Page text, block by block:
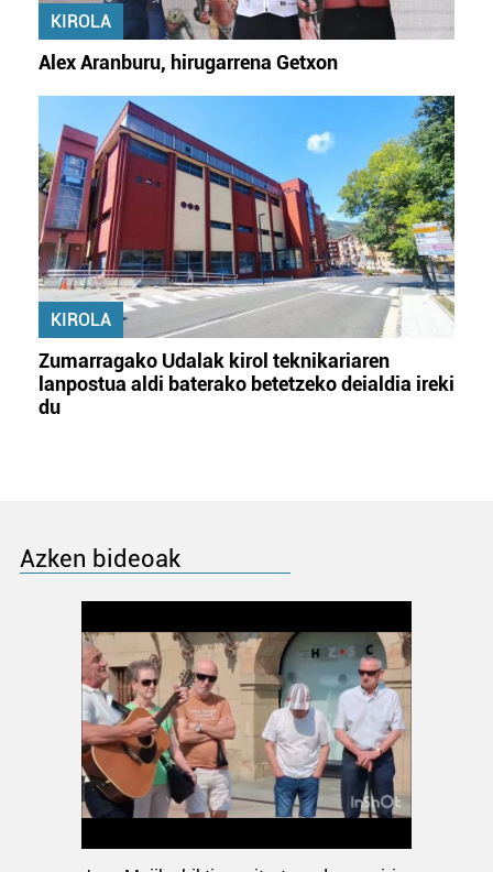
KIROLA
Alex Aranburu, hirugarrena Getxon
KIROLA
Zumarragako Udalak kirol teknikariaren
lanpostua aldi baterako betetzeko deialdia ireki
du
Azken bideoak